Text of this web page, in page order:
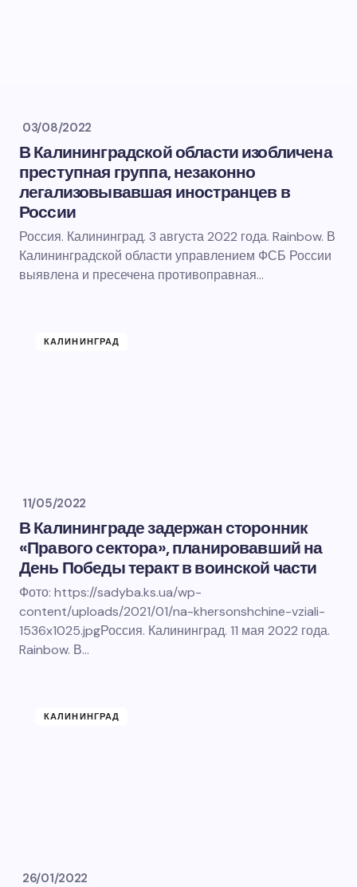
03/08/2022
В Калининградской области изобличена
преступная группа, незаконно
легализовывавшая иностранцев в
России
Россия. Калининград. 3 августа 2022 года. Rainbow. В
Калининградской области управлением ФСБ России
выявлена и пресечена противоправная…
КАЛИНИНГРАД
11/05/2022
В Калининграде задержан сторонник
«Правого сектора», планировавший на
День Победы теракт в воинской части
Фото: https://sadyba.ks.ua/wp-
content/uploads/2021/01/na-khersonshchine-vziali-
1536x1025.jpgРоссия. Калининград. 11 мая 2022 года.
Rainbow. В…
КАЛИНИНГРАД
26/01/2022